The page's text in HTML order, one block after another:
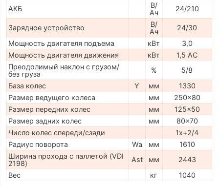
АКБ
В/
Ач
24/210
Зарядное устройство
В/
Ач
24/30
Мощность двигателя подъема
кВт
3,0
Мощность двигателя движения
кВт
1,5 AC
Преодолимый наклон с грузом/
без груза
%
5/8
База колес
Y мм
1330
Размер ведущего колеса
мм
250x80
Размер передних колес
мм
125x50
Размер задних колес
мм
80x70
Число колес спереди/сзади
1x+2/4
Радиус поворота
Wa мм
1610
Ширина прохода с паллетой (VDI
2198)
Ast мм
2443
Вес
кг 1040